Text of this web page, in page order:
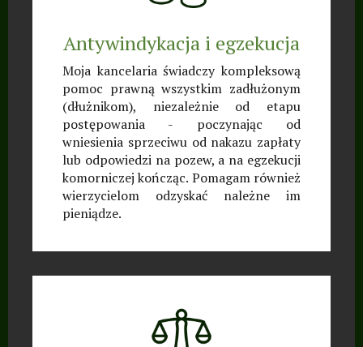
Antywindykacja i egzekucja
Moja kancelaria świadczy kompleksową
pomoc prawną wszystkim zadłużonym
(dłużnikom), niezależnie od etapu
postępowania - poczynając od
wniesienia sprzeciwu od nakazu zapłaty
lub odpowiedzi na pozew, a na egzekucji
komorniczej kończąc. Pomagam również
wierzycielom odzyskać należne im
pieniądze.